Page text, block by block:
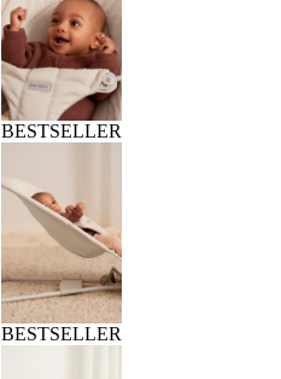
BESTSELLER
BESTSELLER